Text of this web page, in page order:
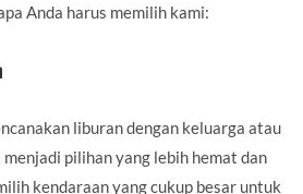
Anda harus memilih kami:
liburan dengan keluarga atau
pilihan yang lebih hemat dan
kendaraan yang cukup besar untuk